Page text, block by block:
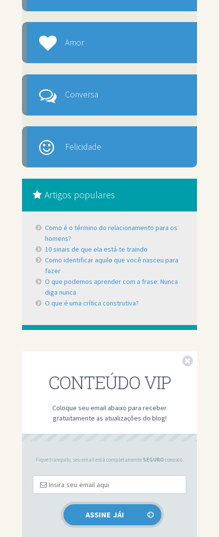
Amor
Conversa
Felicidade
Artigos populares
Como é o término do relacionamento para os
homens?
10 sinais de que ela está-te traindo
Como identificar aquilo que você nasceu para
fazer
O que podemos aprender com a frase: Nunca
diga nunca
O que é uma crítica construtiva?
CONTEÚDO VIP
Coloque seu email abaixo para receber
gratuitamente as atualizações do blog!
Fique tranquilo, seu email está completamente SEGUROconosco.